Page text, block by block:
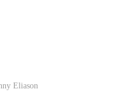
Eliason